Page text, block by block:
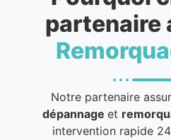
partenaire
Notre partenaire
dépannageet
intervention rapide